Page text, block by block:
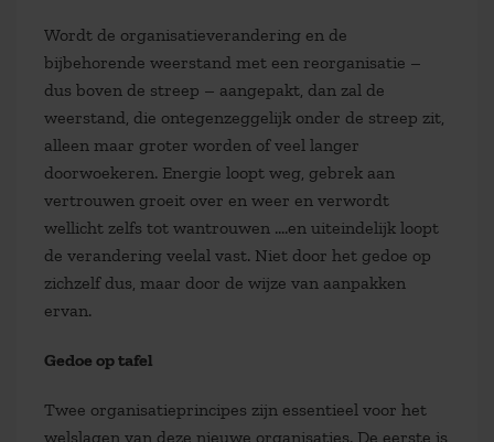
Wordt de organisatieverandering en de
bijbehorende weerstand met een reorganisatie –
dus boven de streep – aangepakt, dan zal de
weerstand, die ontegenzeggelijk onder de streep zit,
alleen maar groter worden of veel langer
doorwoekeren. Energie loopt weg, gebrek aan
vertrouwen groeit over en weer en verwordt
wellicht zelfs tot wantrouwen ….en uiteindelijk loopt
de verandering veelal vast. Niet door het gedoe op
zichzelf dus, maar door de wijze van aanpakken
ervan.
Gedoe op tafel
Twee organisatieprincipes zijn essentieel voor het
welslagen van deze nieuwe organisaties. De eerste is